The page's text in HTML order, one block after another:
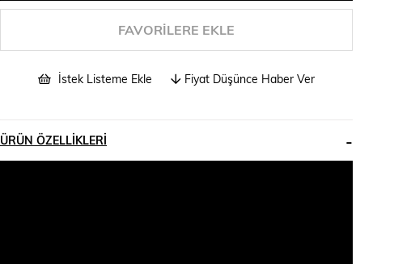
FAVORILERE EKLE
İstek Listeme Ekle Fiyat Düşünce Haber Ver
ÜRÜN ÖZELLIKLERI